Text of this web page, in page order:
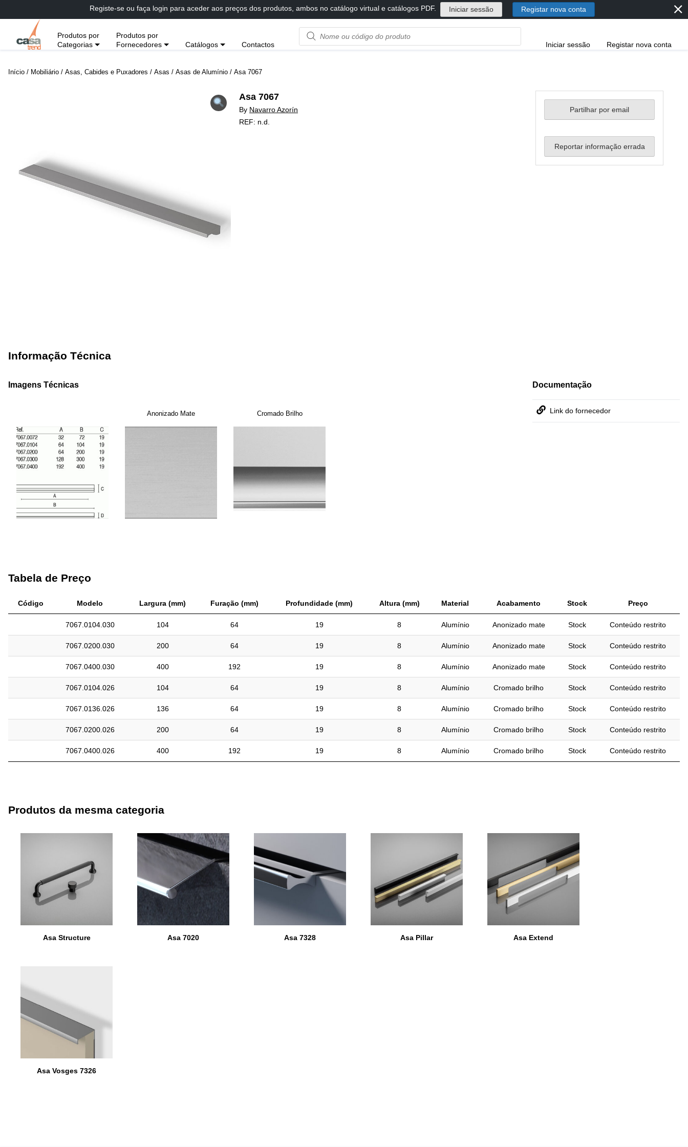
diretamente
conteúdo
Registe-se ou faça login para aceder aos preços dos produtos, ambos no catálogo virtual e catálogos PDF. Iniciar sessão Registar nova conta ⨯
Produtos por
Categorias
Produtos por
Fornecedores
Catálogos Contactos
Product
name
Iniciar sessão Registar nova conta
Início / Mobiliário / Asas, Cabides e Puxadores / Asas / Asas de Alumínio / Asa 7067
Asa 7067
By Navarro Azorín
REF: n.d.
Partilhar por email
Reportar informação errada
Informação Técnica
Imagens Técnicas
Anonizado Mate Cromado Brilho
Documentação
Link do fornecedor
Tabela de Preço
Código Modelo Largura (mm) Furação (mm) Profundidade (mm) Altura (mm) Material Acabamento Stock Preço
7067.0104.030 104 64 19 8 Alumínio Anonizado mate Stock Conteúdo restrito
7067.0200.030 200 64 19 8 Alumínio Anonizado mate Stock Conteúdo restrito
7067.0400.030 400 192 19 8 Alumínio Anonizado mate Stock Conteúdo restrito
7067.0104.026 104 64 19 8 Alumínio Cromado brilho Stock Conteúdo restrito
7067.0136.026 136 64 19 8 Alumínio Cromado brilho Stock Conteúdo restrito
7067.0200.026 200 64 19 8 Alumínio Cromado brilho Stock Conteúdo restrito
7067.0400.026 400 192 19 8 Alumínio Cromado brilho Stock Conteúdo restrito
Produtos da mesma categoria
Asa Structure Asa 7020 Asa 7328 Asa Pillar Asa Extend
Asa Vosges 7326